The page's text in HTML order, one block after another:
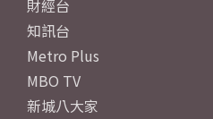
財經台
知訊台
Metro Plus
MBO TV
新城八大家